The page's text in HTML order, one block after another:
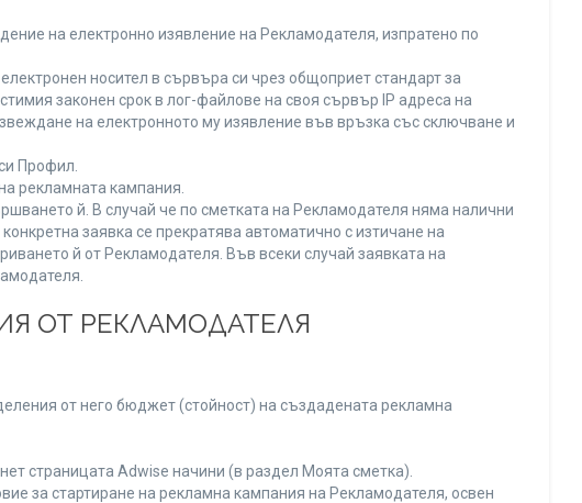
на електронно изявление на Рекламодателя, изпратено по
носител в сървъра си чрез общоприет стандарт за
законен срок в лог-файлове на своя сървър IP адреса на
на електронното му изявление във връзка със сключване и
Профил.
рекламната кампания.
й. В случай че по сметката на Рекламодателя няма налични
заявка се прекратява автоматично с изтичане на
й от Рекламодателя. Във всеки случай заявката на
ОТ РЕКЛАМОДАТЕЛЯ
от него бюджет (стойност) на създадената рекламна
страницата Adwise начини (в раздел Моята сметка).
за стартиране на рекламна кампания на Рекламодателя, освен